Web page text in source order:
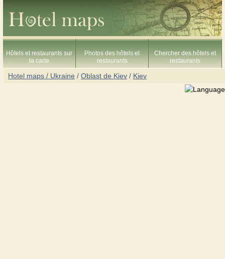
Hôtels et restaurants sur
la carte
Photos des hôtels et
restaurants
Chercher des hôtels et
restaurants
Hotel maps / Ukraine / Oblast de Kiev / Kiev